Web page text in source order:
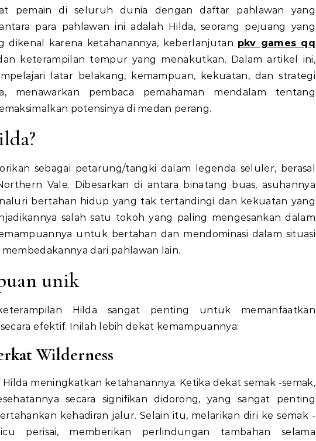
pemain di seluruh dunia dengan daftar pahlawan yang
para pahlawan ini adalah Hilda, seorang pejuang yang
dikenal karena ketahanannya, keberlanjutan pkv games qq
keterampilan tempur yang menakutkan. Dalam artikel ini,
latar belakang, kemampuan, kekuatan, dan strategi
menawarkan pembaca pemahaman mendalam tentang
potensinya di medan perang.
sebagai petarung/tangki dalam legenda seluler, berasal
Vale. Dibesarkan di antara binatang buas, asuhannya
bertahan hidup yang tak tertandingi dan kekuatan yang
salah satu tokoh yang paling mengesankan dalam
untuk bertahan dan mendominasi dalam situasi
dari pahlawan lain.
unik
Hilda sangat penting untuk memanfaatkan
efektif. Inilah lebih dekat kemampuannya:
Wilderness
Hilda meningkatkan ketahanannya. Ketika dekat semak -semak,
secara signifikan didorong, yang sangat penting
kehadiran jalur. Selain itu, melarikan diri ke semak -
perisai, memberikan perlindungan tambahan selama